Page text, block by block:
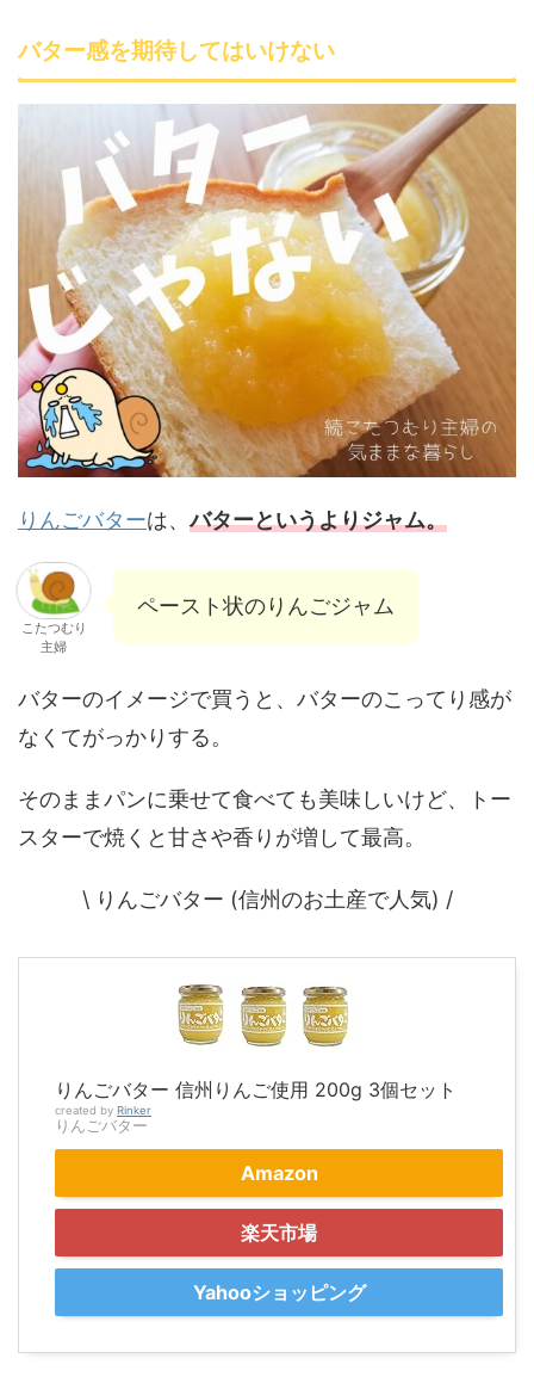
バター感を期待してはいけない
りんごバターは、バターというよりジャム。
こたつむり
主婦
ペースト状のりんごジャム
バターのイメージで買うと、バターのこってり感が
なくてがっかりする。
そのままパンに乗せて食べても美味しいけど、トー
スターで焼くと甘さや香りが増して最高。
\ りんごバター (信州のお土産で人気) /
りんごバター 信州りんご使用 200g 3個セット
created by Rinker
りんごバター
Amazon
楽天市場
Yahooショッピング